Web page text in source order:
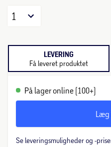
1
LEVERING
Få leveret produktet
På lager online (100+)
Læg
Se leveringsmuligheder og -